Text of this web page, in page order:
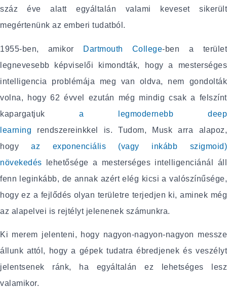
száz éve alatt egyáltalán valami keveset sikerült
megértenünk az emberi tudatból.
1955-ben, amikor Dartmouth College-ben a terület
legnevesebb képviselői kimondták, hogy a mesterséges
intelligencia problémája meg van oldva, nem gondolták
volna, hogy 62 évvel ezután még mindig csak a felszínt
kapargatjuka legmodernebb deep
learning rendszereinkkel is. Tudom, Musk arra alapoz,
hogyaz exponenciális (vagy inkább szigmoid)
növekedés lehetősége a mesterséges intelligenciánál áll
fenn leginkább, de annak azért elég kicsi a valószínűsége,
hogy ez a fejlődés olyan területre terjedjen ki, aminek még
az alapelvei is rejtélyt jelenenek számunkra.
Ki merem jelenteni, hogy nagyon-nagyon-nagyon messze
állunk attól, hogy a gépek tudatra ébredjenek és veszélyt
jelentsenek ránk, ha egyáltalán ez lehetséges lesz
valamikor.